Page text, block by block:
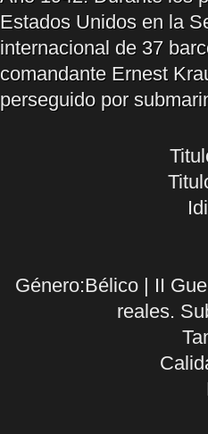
Estados Unidos en la
internacional de 37
comandante Ernest
perseguido por
Género:Bélico | II
reales.